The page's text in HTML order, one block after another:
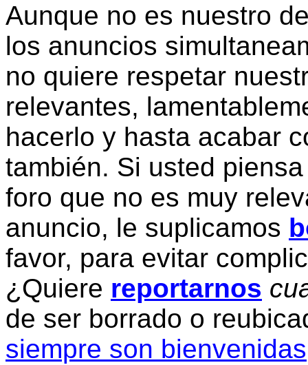
Aunque no es nuestro
los anuncios
no quiere respetar
relevantes,
hacerlo y hasta acabar
también. Si usted
foro que no es muy
anuncio, le suplicamos
favor, para evitar
¿Quiere reportarnos
de ser borrado o
siempre son bienvenidas